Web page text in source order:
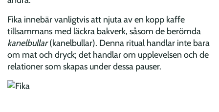
Fika innebär vanligtvis att njuta av en kopp kaffe
tillsammans med läckra bakverk, såsom de berömda
kanelbullar(kanelbullar). Denna ritual handlar inte bara
om mat och dryck; det handlar om upplevelsen och de
relationer som skapas under dessa pauser.